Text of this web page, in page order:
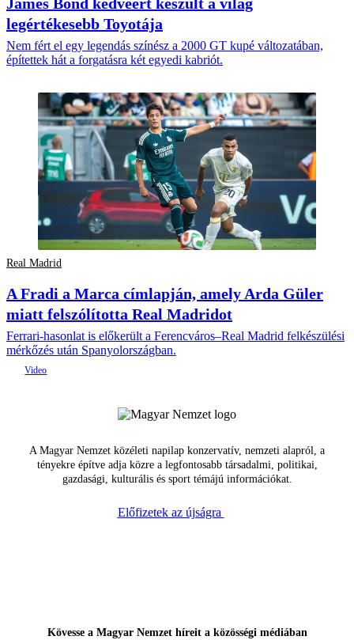
legértékesebb Toyotája
Nem fért el egy legendás színész a 2000 GT kupé változatában,
építettek hát a forgatásra két egyedi kabriót.
Real Madrid
A Fradi a Marca címlapján, amely Arda Güler
miatt felszólította Real Madridot
Ferrari-hasonlat is előkerült a Ferencváros–Real Madrid felkészülési
mérkőzés után Spanyolországban.
A Magyar Nemzet közéleti napilap konzervatív, nemzeti alapról, a
tényekre építve adja közre a legfontosabb társadalmi, politikai,
gazdasági, kulturális és sport témájú információkat.
Előfizetek az újságra
Kövesse a Magyar Nemzet híreit a közösségi médiában